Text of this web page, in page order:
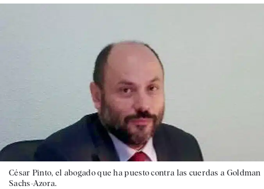
César Pinto, el abogado que ha puesto contra las cuerdas a Goldman
Sachs-Azora.